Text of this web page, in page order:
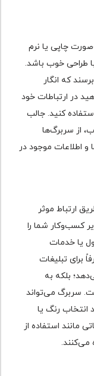
چاپی یا نرم
طراحی خوب باشد.
که انگار
در ارتباطات خود
کنید. جالب
از سربرگ‌ها
اطلاعات موجود در
ارتباط موثر
کسب‌وکار شما را
یا خدمات
برای تبلیغات
بلکه به
سربرگ می‌تواند
انتخاب رنگ یا
مانند استفاده از
می‌کنند.